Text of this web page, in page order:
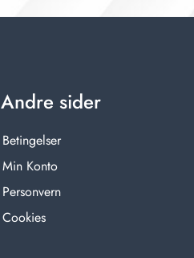
Andre sider
Betingelser
Min Konto
Personvern
Cookies